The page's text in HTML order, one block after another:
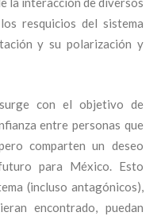
resquicios del sistema
y su polarización y
con el objetivo de
entre personas que
comparten un deseo
para México. Esto
(incluso antagónicos),
encontrado, puedan